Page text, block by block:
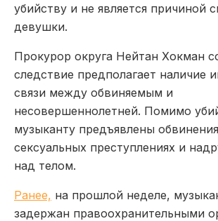
убийству и не является причиной
девушки.
Прокурор округа Нейтан Хокман
следствие предполагает наличие
связи между обвиняемым и
несовершеннолетней. Помимо
музыканту предъявлены
сексуальных преступлениях и
над телом.
Ранее, на прошлой неделе,
задержан правоохранительными